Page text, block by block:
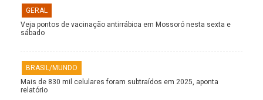
GERAL
Veja pontos de vacinação antirrábica em Mossoró nesta sexta e
sábado
BRASIL/MUNDO
Mais de 830 mil celulares foram subtraídos em 2025, aponta
relatório